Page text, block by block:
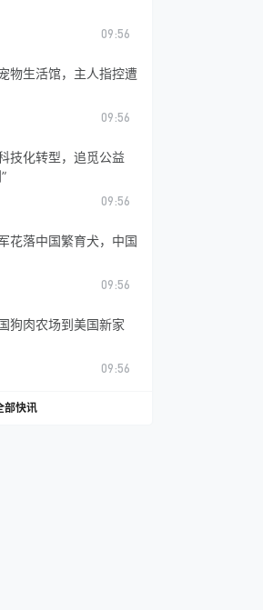
09:56
物生活馆，主人指控遭
09:56
技化转型，追觅公益
09:56
花落中国繁育犬，中国
09:56
狗肉农场到美国新家
09:56
部快讯